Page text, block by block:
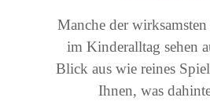
Manche der
im Kinderalltag sehen
Blick aus wie reines
Ihnen, was